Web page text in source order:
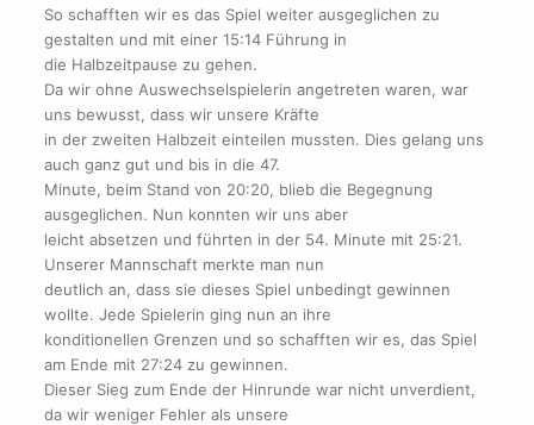
So schafften wir es das Spiel weiter ausgeglichen zu
gestalten und mit einer 15:14 Führung in
die Halbzeitpause zu gehen.
Da wir ohne Auswechselspielerin angetreten waren, war
uns bewusst, dass wir unsere Kräfte
in der zweiten Halbzeit einteilen mussten. Dies gelang uns
auch ganz gut und bis in die 47.
Minute, beim Stand von 20:20, blieb die Begegnung
ausgeglichen. Nun konnten wir uns aber
leicht absetzen und führten in der 54. Minute mit 25:21.
Unserer Mannschaft merkte man nun
deutlich an, dass sie dieses Spiel unbedingt gewinnen
wollte. Jede Spielerin ging nun an ihre
konditionellen Grenzen und so schafften wir es, das Spiel
am Ende mit 27:24 zu gewinnen.
Dieser Sieg zum Ende der Hinrunde war nicht unverdient,
da wir weniger Fehler als unsere